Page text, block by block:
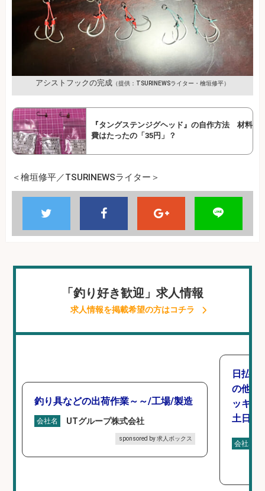
アシストフックの完成 （提供：TSURINEWSライター・檜垣修平）
『タングステンジグヘッド』の自作方法 材料
費はたったの「35円」？
＜檜垣修平／TSURINEWSライター＞
「釣り好き歓迎」求人情報
求人情報を掲載希望の方はコチラ
釣り具などの出荷作業～～/工場/製造
会社名 UTグループ株式会社
sponsored by 求人ボックス
日払い
の他/
ッキン
土日休
会社名